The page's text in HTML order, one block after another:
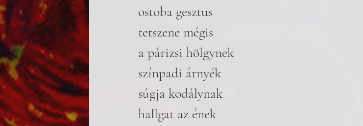
ostoba gesztus
tetszene mégis
a párizsi hölgynek
színpadi árnyék
súgja kodálynak
hallgat az ének